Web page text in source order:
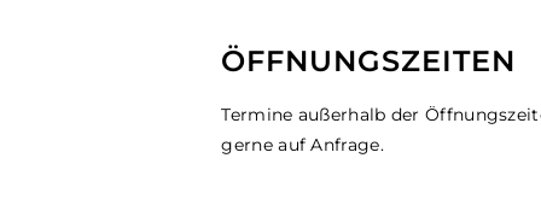
ÖFFNUNGSZEITEN
Termine außerhalb der
gerne auf Anfrage.